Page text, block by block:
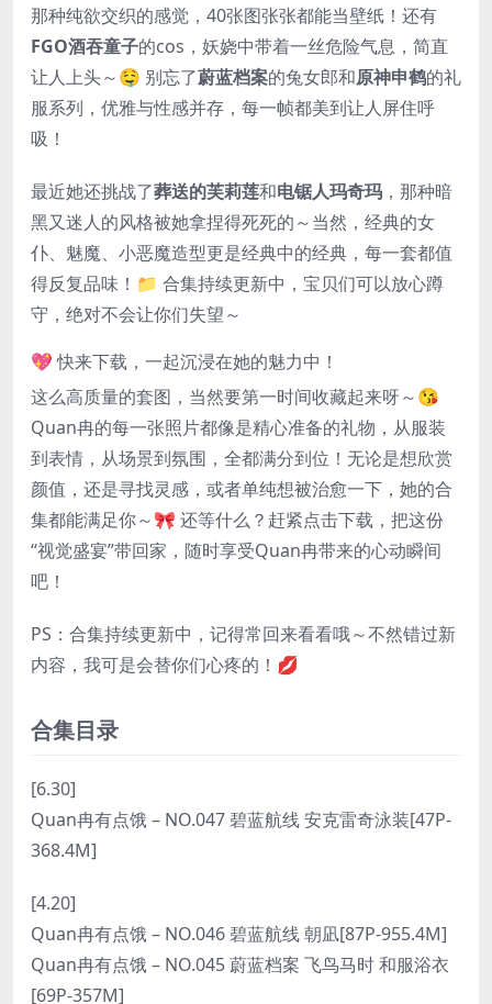
那种纯欲交织的感觉，40张图张张都能当壁纸！还有
FGO酒吞童子的cos，妖娆中带着一丝危险气息，简直
让人上头～🤤 别忘了蔚蓝档案的兔女郎和原神申鹤的礼
服系列，优雅与性感并存，每一帧都美到让人屏住呼
吸！
最近她还挑战了葬送的芙莉莲和电锯人玛奇玛 ，那种暗
黑又迷人的风格被她拿捏得死死的～当然，经典的女
仆、魅魔、小恶魔造型更是经典中的经典，每一套都值
得反复品味！📁 合集持续更新中，宝贝们可以放心蹲
守，绝对不会让你们失望～
💖 快来下载，一起沉浸在她的魅力中！
这么高质量的套图，当然要第一时间收藏起来呀～😘
Quan冉的每一张照片都像是精心准备的礼物，从服装
到表情，从场景到氛围，全都满分到位！无论是想欣赏
颜值，还是寻找灵感，或者单纯想被治愈一下，她的合
集都能满足你～🎀 还等什么？赶紧点击下载，把这份
“视觉盛宴”带回家，随时享受Quan冉带来的心动瞬间
吧！
PS：合集持续更新中，记得常回来看看哦～不然错过新
内容，我可是会替你们心疼的！💋
合集目录
[6.30]
Quan冉有点饿 – NO.047 碧蓝航线 安克雷奇泳装[47P-
368.4M]
[4.20]
Quan冉有点饿 – NO.046 碧蓝航线 朝凪[87P-955.4M]
Quan冉有点饿 – NO.045 蔚蓝档案 飞鸟马时 和服浴衣
[69P-357M]